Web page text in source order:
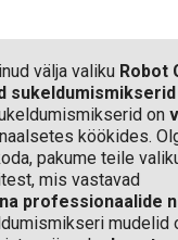
välja valiku Robot
sukeldumismikserid
on
köökides.
pakume teile
mis vastavad
professionaalide
mudelid